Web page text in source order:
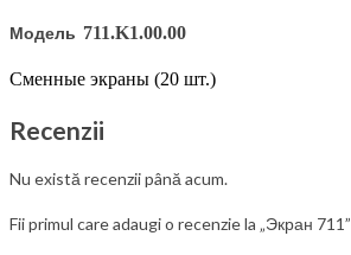
Модель 711.K1.00.00
Сменные экраны (20 шт.)
Recenzii
Nu există recenzii până acum.
Fii primul care adaugi o recenzie la „Экран 711”